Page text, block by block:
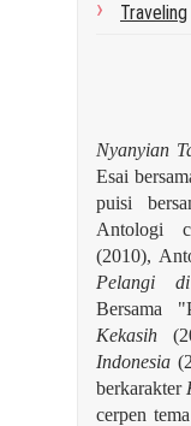
Traveling
Nyanyian
Esai
puisi
Antologi
(2010),
Pelangi
Bersama
Kekasih
Indonesia
berkarakter
cerpen